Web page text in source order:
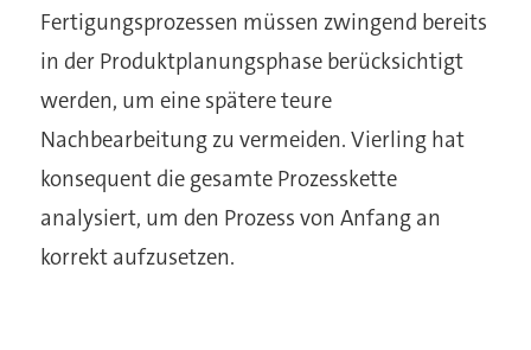
Fertigungsprozessen müssen zwingend bereits
in der Produktplanungsphase berücksichtigt
werden, um eine spätere teure
Nachbearbeitung zu vermeiden. Vierling hat
konsequent die gesamte Prozesskette
analysiert, um den Prozess von Anfang an
korrekt aufzusetzen.